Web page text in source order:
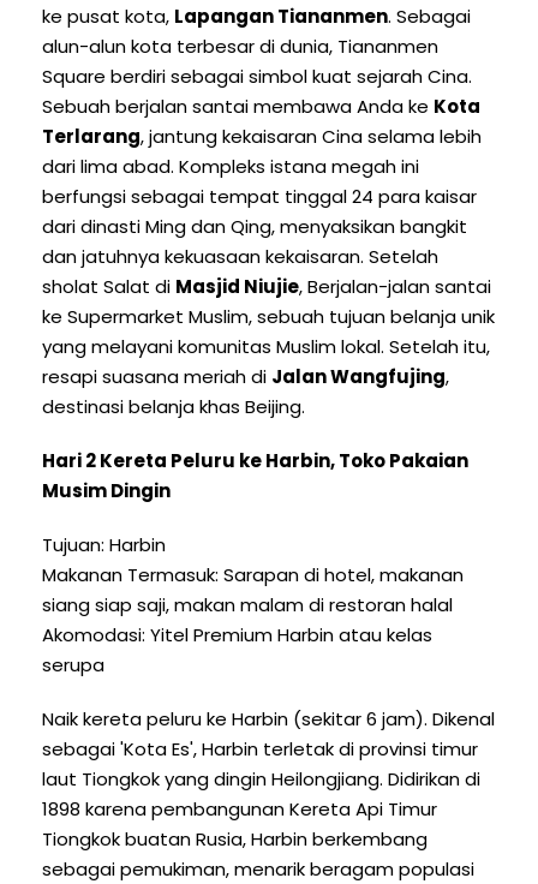
ke pusat kota, Lapangan Tiananmen. Sebagai
alun-alun kota terbesar di dunia, Tiananmen
Square berdiri sebagai simbol kuat sejarah Cina.
Sebuah berjalan santai membawa Anda ke Kota
Terlarang, jantung kekaisaran Cina selama lebih
dari lima abad. Kompleks istana megah ini
berfungsi sebagai tempat tinggal 24 para kaisar
dari dinasti Ming dan Qing, menyaksikan bangkit
dan jatuhnya kekuasaan kekaisaran. Setelah
sholat Salat di Masjid Niujie, Berjalan-jalan santai
ke Supermarket Muslim, sebuah tujuan belanja unik
yang melayani komunitas Muslim lokal. Setelah itu,
resapi suasana meriah di Jalan Wangfujing,
destinasi belanja khas Beijing.
Hari 2 Kereta Peluru ke Harbin, Toko Pakaian
Musim Dingin
Tujuan: Harbin
Makanan Termasuk: Sarapan di hotel, makanan
siang siap saji, makan malam di restoran halal
Akomodasi: Yitel Premium Harbin atau kelas
serupa
Naik kereta peluru ke Harbin (sekitar 6 jam). Dikenal
sebagai 'Kota Es', Harbin terletak di provinsi timur
laut Tiongkok yang dingin Heilongjiang. Didirikan di
1898 karena pembangunan Kereta Api Timur
Tiongkok buatan Rusia, Harbin berkembang
sebagai pemukiman, menarik beragam populasi